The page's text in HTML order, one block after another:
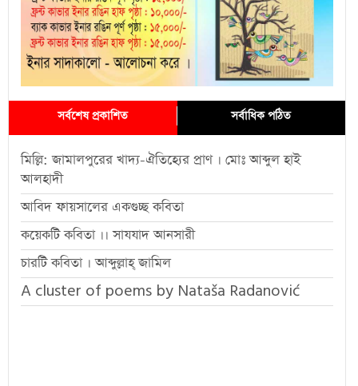
সর্বশেষ প্রকাশিত সর্বাধিক পঠিত
মিল্লি: জামালপুরের খাদ্য-ঐতিহ্যের প্রাণ । মোঃ আব্দুল হাই
আলহাদী
আবিদ ফায়সালের একগুচ্ছ কবিতা
কয়েকটি কবিতা ।। সাযযাদ আনসারী
চারটি কবিতা । আব্দুল্লাহ্ জামিল
A cluster of poems by Nataša Radanović